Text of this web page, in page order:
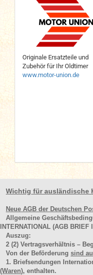
Originale Ersatzteile und
Zubehör für Ihr Oldtimer
www.motor-union.de
Wichtig für ausländische
Neue AGB der Deutschen
Allgemeine
INTERNATIONAL (AGB BRIEF
Auszug:
2 (2) Vertragsverhältnis –
Von der Beförderung sind
1. Briefsendungen
(Waren), enthalten.